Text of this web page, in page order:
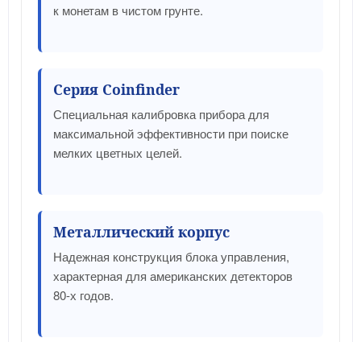
к монетам в чистом грунте.
Серия Coinfinder
Специальная калибровка прибора для
максимальной эффективности при поиске
мелких цветных целей.
Металлический корпус
Надежная конструкция блока управления,
характерная для американских детекторов
80-х годов.